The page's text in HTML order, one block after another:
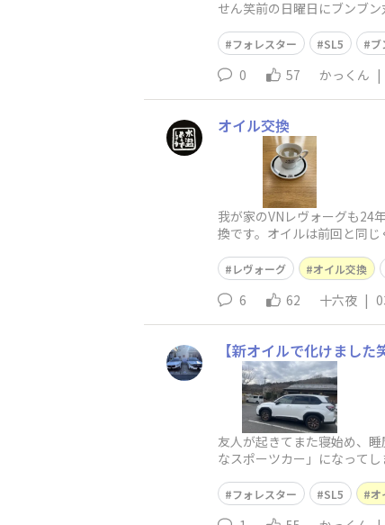
せん笑前の日曜日にブンブ
フォレスター SL5 ブ
0 57 かっくん |
オイル交換
我が家のVNレヴォーグも24
換です。オイルは前回と同
レヴォーグ オイル交換
6 62 十六夜 |
【新オイルで化けまし
友人が起きてまた寝始め、
なスポーツカー」になって
フォレスター SL5 オ